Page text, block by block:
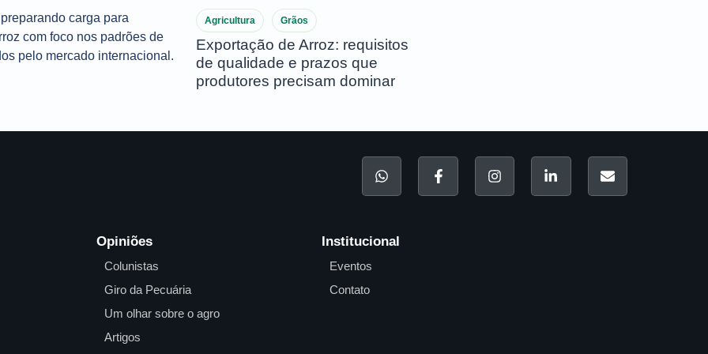
transação bilionária.
Agricultura Grãos
Exportação de Arroz: requisitos
de qualidade e prazos que
produtores precisam dominar
Opiniões
Colunistas
Giro da Pecuária
Um olhar sobre o agro
Artigos
Institucional
Eventos
Contato